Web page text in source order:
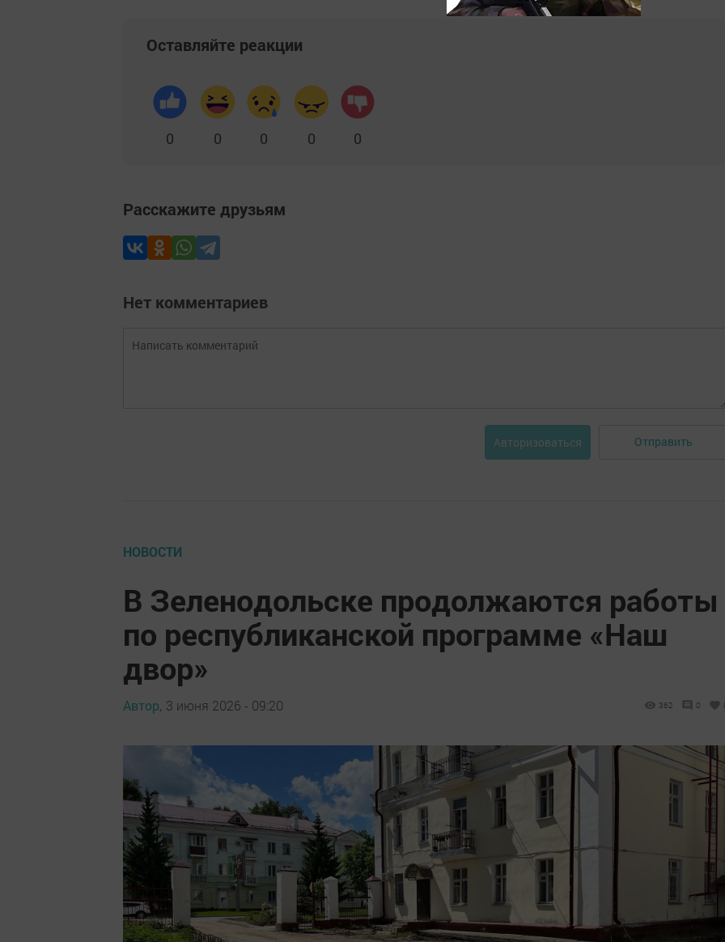
Оставляйте реакции
0 0 0 0 0
Расскажите друзьям
Нет комментариев
Авторизоваться Отправить
НОВОСТИ
В Зеленодольске продолжаются работы
по республиканской программе «Наш
двор»
Автор, 3 июня 2026 - 09:20 362 0